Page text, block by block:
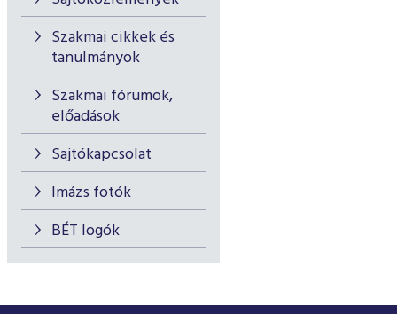
Szakmai cikkek és
tanulmányok
Szakmai fórumok,
előadások
Sajtókapcsolat
Imázs fotók
BÉT logók